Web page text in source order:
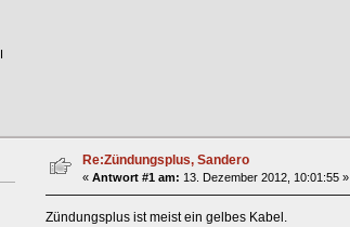
Re:Zündungsplus, Sandero
« Antwort #1 am: 13. Dezember 2012, 10:01:55 »
Zündungsplus ist meist ein gelbes Kabel.